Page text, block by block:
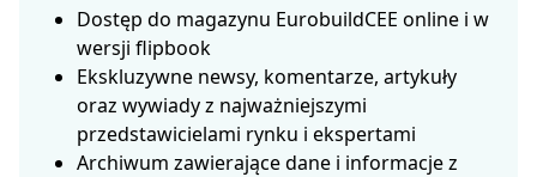
Dostęp do magazynu EurobuildCEE online i w
wersji flipbook
Ekskluzywne newsy, komentarze, artykuły
oraz wywiady z najważniejszymi
przedstawicielami rynku i ekspertami
Archiwum zawierające dane i informacje z